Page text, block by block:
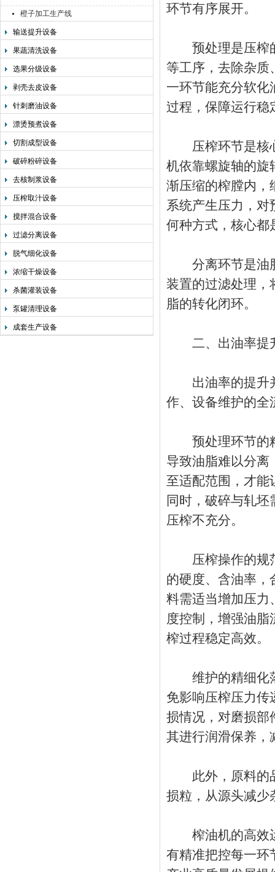
橙子加工生产线
输送提升设备
果蔬清洗设备
选果分级设备
剥壳去皮设备
针刺磨油设备
漂烫预煮设备
切割成型设备
破碎粉碎设备
去核制浆设备
压榨取汁设备
搅拌混合设备
过滤分离设备
脱气细化设备
浓缩干燥设备
杀菌灌装设备
泵罐清理设备
成套生产设备
环节有序展开。
预处理是压榨的
等工序，去除杂质
一环节能充分软化
过程，保障运行稳
压榨环节是核心
机依靠螺旋轴的旋
渐压缩的榨膛内，
系统产生压力，对
何种方式，核心都
分离环节是油脂
装置的过滤处理，
脂的转化闭环。
二、出油率提
出油率的提升并
作、设备维护的全
预处理环节的精
导致油脂难以分离
至适配范围，才能
同时，破碎与轧
压榨不充分。
压榨操作的规范
的硬度、含油率，
料需适当增加压力
度控制，增强油
榨过程稳定高效。
维护的精细化落
免影响压榨压力传
损情况，对磨损部
其进行润滑保养，
此外，原料的品
损粒，从源头减少
榨油机的高效运
有精准把控每一环